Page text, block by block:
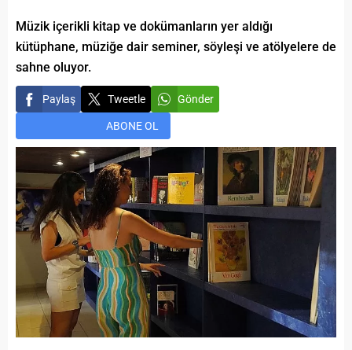
Müzik içerikli kitap ve dokümanların yer aldığı
kütüphane, müziğe dair seminer, söyleşi ve atölyelere de
sahne oluyor.
Paylaş Tweetle Gönder
ABONE OL